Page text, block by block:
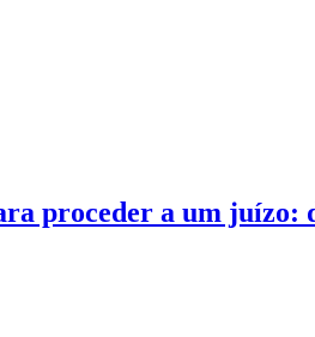
proceder a um juízo: